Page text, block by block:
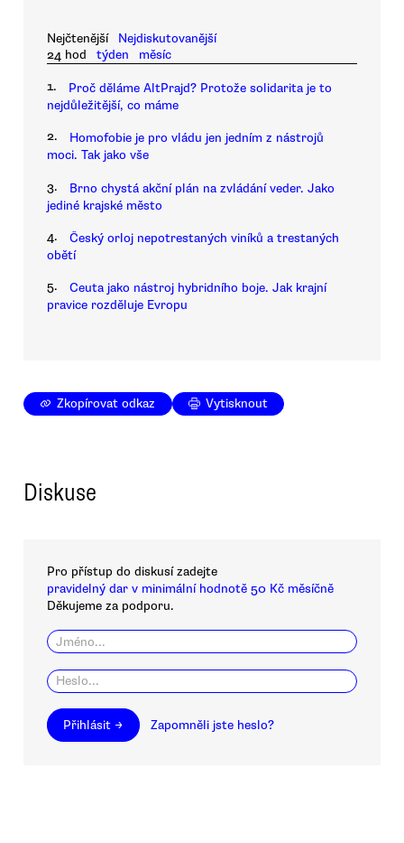
Nejčtenější
Nejdiskutovanější
24 hod
týden měsíc
1.
Proč děláme AltPrajd? Protože solidarita je to
nejdůležitější, co máme
2.
Homofobie je pro vládu jen jedním z nástrojů
moci. Tak jako vše
3.
Brno chystá akční plán na zvládání veder. Jako
jediné krajské město
4.
Český orloj nepotrestaných viníků a trestaných
obětí
5.
Ceuta jako nástroj hybridního boje. Jak krajní
pravice rozděluje Evropu
Zkopírovat odkaz Vytisknout
Diskuse
Pro přístup do diskusí zadejte
pravidelný dar v minimální hodnotě 50 Kč měsíčně
Děkujeme za podporu.
Přihlásit → Zapomněli jste heslo?